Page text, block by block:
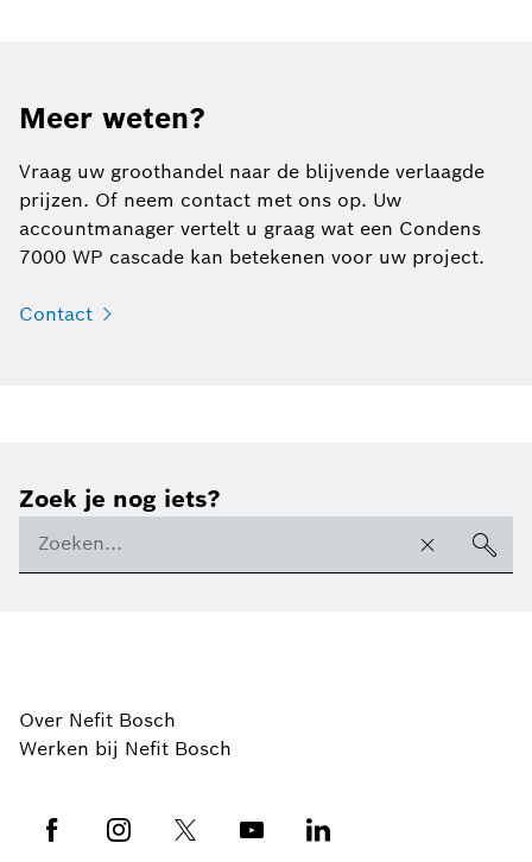
Meer weten?
Vraag uw groothandel naar de blijvende verlaagde
prijzen. Of neem contact met ons op. Uw
accountmanager vertelt u graag wat een Condens
7000 WP cascade kan betekenen voor uw project.
Contact
Zoek je nog iets?
Over Nefit Bosch
Werken bij Nefit Bosch